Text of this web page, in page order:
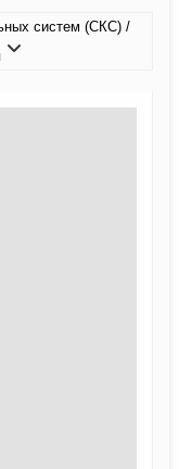
систем (СКС) /